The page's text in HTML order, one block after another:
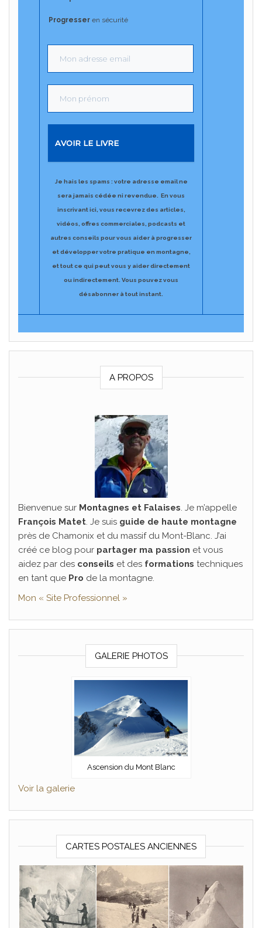
Progresser en sécurité
AVOIR LE LIVRE
Je hais les spams : votre adresse email ne
sera jamais cédée ni revendue. En vous
inscrivant ici, vous recevrez des articles,
vidéos, offres commerciales, podcasts et
autres conseils pour vous aider à progresser
et développer votre pratique en montagne,
et tout ce qui peut vous y aider directement
ou indirectement. ​Vous pouvez vous
désabonner à tout ​instant.
A PROPOS
Bienvenue sur Montagnes et Falaises. Je m’appelle
François Matet. Je suis guide de haute montagne
près de Chamonix et du massif du Mont-Blanc. J’ai
créé ce blog pour partager ma passion et vous
aidez par des conseils et des formations techniques
en tant que Pro de la montagne.
Mon « Site Professionnel »
GALERIE PHOTOS
Ascension du Mont Blanc
Voir la galerie
CARTES POSTALES ANCIENNES